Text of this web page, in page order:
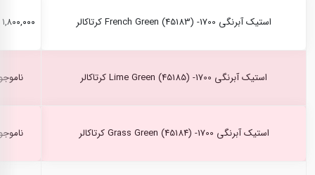
استیک آبرنگی French Green (45183) -1700 کرتاکالر ۱,۸۰۰,۰۰۰ ریال
استیک آبرنگی Lime Green (45185) -1700 کرتاکالر
استیک آبرنگی Grass Green (45184) -1700 کرتاکالر